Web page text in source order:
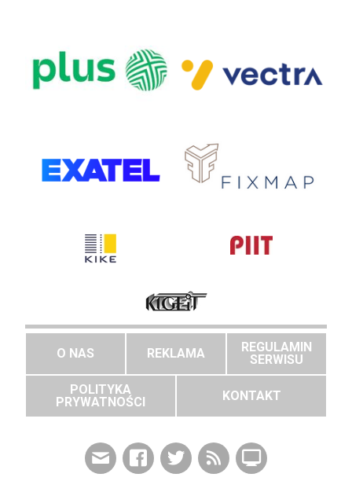
O NAS REKLAMA
REGULAMIN
SERWISU
POLITYKA
PRYWATNOŚCI
KONTAKT